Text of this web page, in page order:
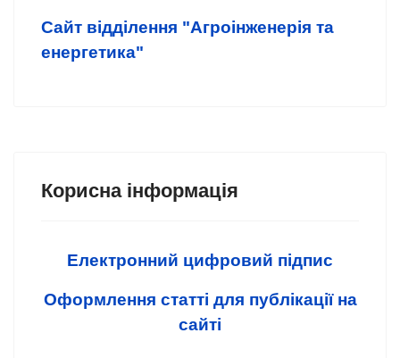
Сайт відділення "Агроінженерія та
енергетика"
Корисна інформація
Електронний цифровий підпис
Оформлення статті для публікації на
сайті